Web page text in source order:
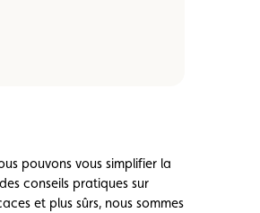
pouvons vous simplifier la
conseils pratiques sur
et plus sûrs, nous sommes